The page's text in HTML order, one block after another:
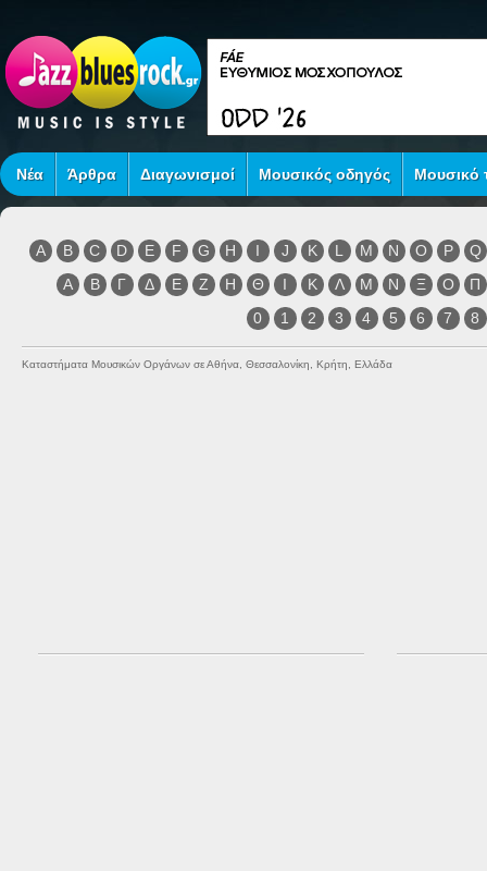
Νέα Άρθρα Διαγωνισμοί Μουσικός οδηγός Μουσικό
A B C D E F G H I J K L M N O P
Q
Α
Β Γ Δ Ε Ζ Η Θ Ι Κ Λ Μ Ν Ξ Ο
Π
0
1 2 3 4 5 6 7 8
Καταστήματα Μουσικών Οργάνων σε Αθήνα, Θεσσαλονίκη, Κρήτη, Ελλάδα